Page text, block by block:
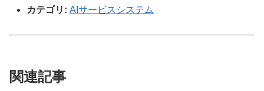
カテゴリ: AIサービスシステム
関連記事